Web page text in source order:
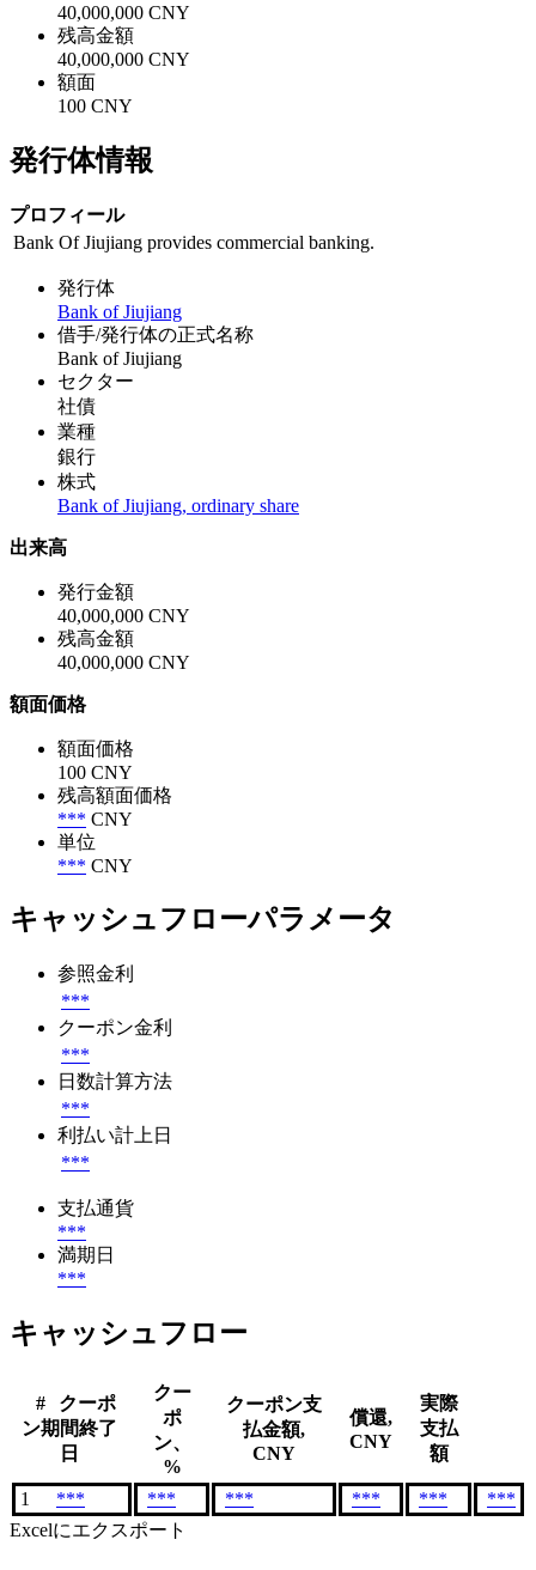
40,000,000 CNY
残高金額
40,000,000 CNY
額面
100 CNY
発行体情報
プロフィール
Bank Of Jiujiang provides commercial banking.
発行体
Bank of Jiujiang
借手/発行体の正式名称
Bank of Jiujiang
セクター
社債
業種
銀行
株式
Bank of Jiujiang, ordinary share
出来高
発行金額
40,000,000 CNY
残高金額
40,000,000 CNY
額面価格
額面価格
100 CNY
残高額面価格
*** CNY
単位
*** CNY
キャッシュフローパラメータ
参照金利
***
クーポン金利
***
日数計算方法
***
利払い計上日
***
支払通貨
***
満期日
***
キャッシュフロー
#
クーポ
ン期間終了
日
クー
ポ
ン、
%
クーポン支
払金額,
CNY
償還,
CNY
実際
支払
額
1 *** *** *** *** ***
***
Excelにエクスポート